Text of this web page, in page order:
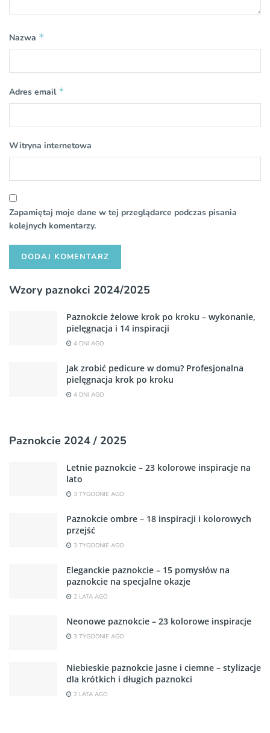
Nazwa *
Adres email *
Witryna internetowa
Zapamiętaj moje dane w tej przeglądarce podczas pisania
kolejnych komentarzy.
Wzory paznokci 2024/2025
Paznokcie żelowe krok po kroku – wykonanie,
pielęgnacja i 14 inspiracji
4 DNI AGO
Jak zrobić pedicure w domu? Profesjonalna
pielęgnacja krok po kroku
4 DNI AGO
Paznokcie 2024 / 2025
Letnie paznokcie – 23 kolorowe inspiracje na
lato
3 TYGODNIE AGO
Paznokcie ombre – 18 inspiracji i kolorowych
przejść
3 TYGODNIE AGO
Eleganckie paznokcie – 15 pomysłów na
paznokcie na specjalne okazje
2 LATA AGO
Neonowe paznokcie – 23 kolorowe inspiracje
3 TYGODNIE AGO
Niebieskie paznokcie jasne i ciemne – stylizacje
dla krótkich i długich paznokci
2 LATA AGO